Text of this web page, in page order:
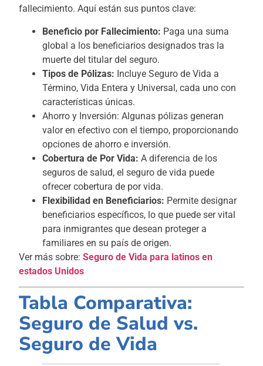
fallecimiento. Aquí están sus puntos clave:
Beneficio por Fallecimiento: Paga una suma
global a los beneficiarios designados tras la
muerte del titular del seguro.
Tipos de Pólizas: Incluye Seguro de Vida a
Término, Vida Entera y Universal, cada uno con
características únicas.
Ahorro y Inversión: Algunas pólizas generan
valor en efectivo con el tiempo, proporcionando
opciones de ahorro e inversión.
Cobertura de Por Vida: A diferencia de los
seguros de salud, el seguro de vida puede
ofrecer cobertura de por vida.
Flexibilidad en Beneficiarios: Permite designar
beneficiarios específicos, lo que puede ser vital
para inmigrantes que desean proteger a
familiares en su país de origen.
Ver más sobre:Seguro de Vida para latinos en
estados Unidos
Tabla Comparativa:
Seguro de Salud vs.
Seguro de Vida